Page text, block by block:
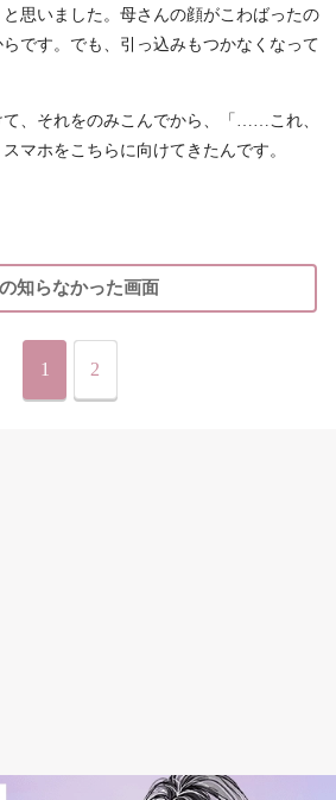
思いました。母さんの顔がこわばったの
です。でも、引っ込みもつかなくなって
、それをのみこんでから、「……これ、
マホをこちらに向けてきたんです。
知らなかった画面
1 2